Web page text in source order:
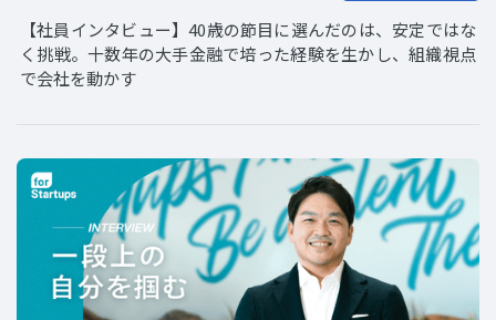
【社員インタビュー】40歳の節目に選んだのは、安定ではな
く挑戦。十数年の大手金融で培った経験を生かし、組織視点
で会社を動かす